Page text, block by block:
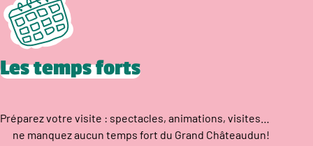
Les temps forts
Préparez votre visite : spectacles, animations, visites…
ne manquez aucun temps fort du Grand Châteaudun!